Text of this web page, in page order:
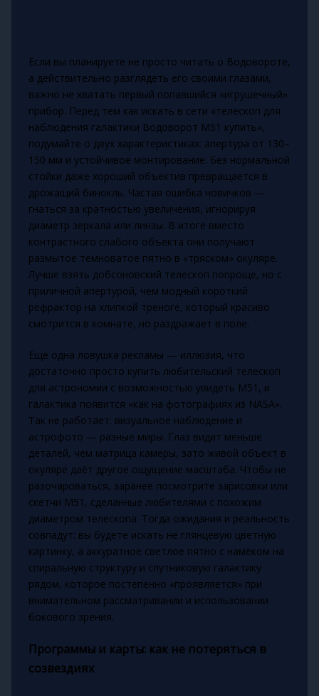
Если вы планируете не просто читать о Водовороте,
а действительно разглядеть его своими глазами,
важно не хватать первый попавшийся «игрушечный»
прибор. Перед тем как искать в сети «телескоп для
наблюдения галактики Водоворот M51 купить»,
подумайте о двух характеристиках: апертура от 130–
150 мм и устойчивое монтирование. Без нормальной
стойки даже хороший объектив превращается в
дрожащий бинокль. Частая ошибка новичков —
гнаться за кратностью увеличения, игнорируя
диаметр зеркала или линзы. В итоге вместо
контрастного слабого объекта они получают
размытое темноватое пятно в «тряском» окуляре.
Лучше взять добсоновский телескоп попроще, но с
приличной апертурой, чем модный короткий
рефрактор на хлипкой треноге, который красиво
смотрится в комнате, но раздражает в поле.
Ещё одна ловушка рекламы — иллюзия, что
достаточно просто купить любительский телескоп
для астрономии с возможностью увидеть M51, и
галактика появится «как на фотографиях из NASA».
Так не работает: визуальное наблюдение и
астрофото — разные миры. Глаз видит меньше
деталей, чем матрица камеры, зато живой объект в
окуляре даёт другое ощущение масштаба. Чтобы не
разочароваться, заранее посмотрите зарисовки или
скетчи M51, сделанные любителями с похожим
диаметром телескопа. Тогда ожидания и реальность
совпадут: вы будете искать не глянцевую цветную
картинку, а аккуратное светлое пятно с намёком на
спиральную структуру и спутниковую галактику
рядом, которое постепенно «проявляется» при
внимательном рассматривании и использовании
бокового зрения.
Программы и карты: как не потеряться в
созвездиях